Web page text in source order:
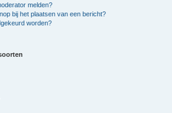
melden?
bij het plaatsen van een bericht?
worden?